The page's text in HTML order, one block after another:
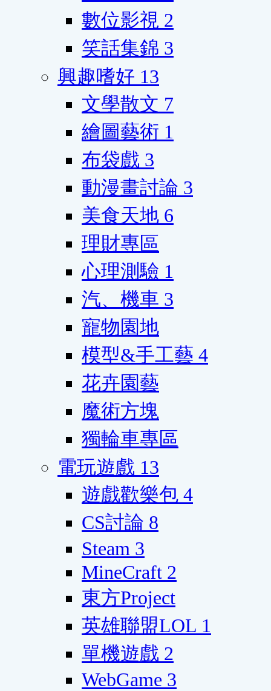
數位影視 2
笑話集錦 3
興趣嗜好 13
文學散文 7
繪圖藝術 1
布袋戲 3
動漫畫討論 3
美食天地 6
理財專區
心理測驗 1
汽、機車 3
寵物園地
模型&手工藝 4
花卉園藝
魔術方塊
獨輪車專區
電玩遊戲 13
遊戲歡樂包 4
CS討論 8
Steam 3
MineCraft 2
東方Project
英雄聯盟LOL 1
單機遊戲 2
WebGame 3